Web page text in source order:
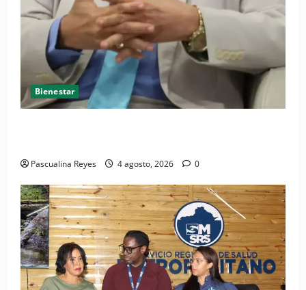
Bienestar
Pascualina Reyes 4 agosto, 2026 0